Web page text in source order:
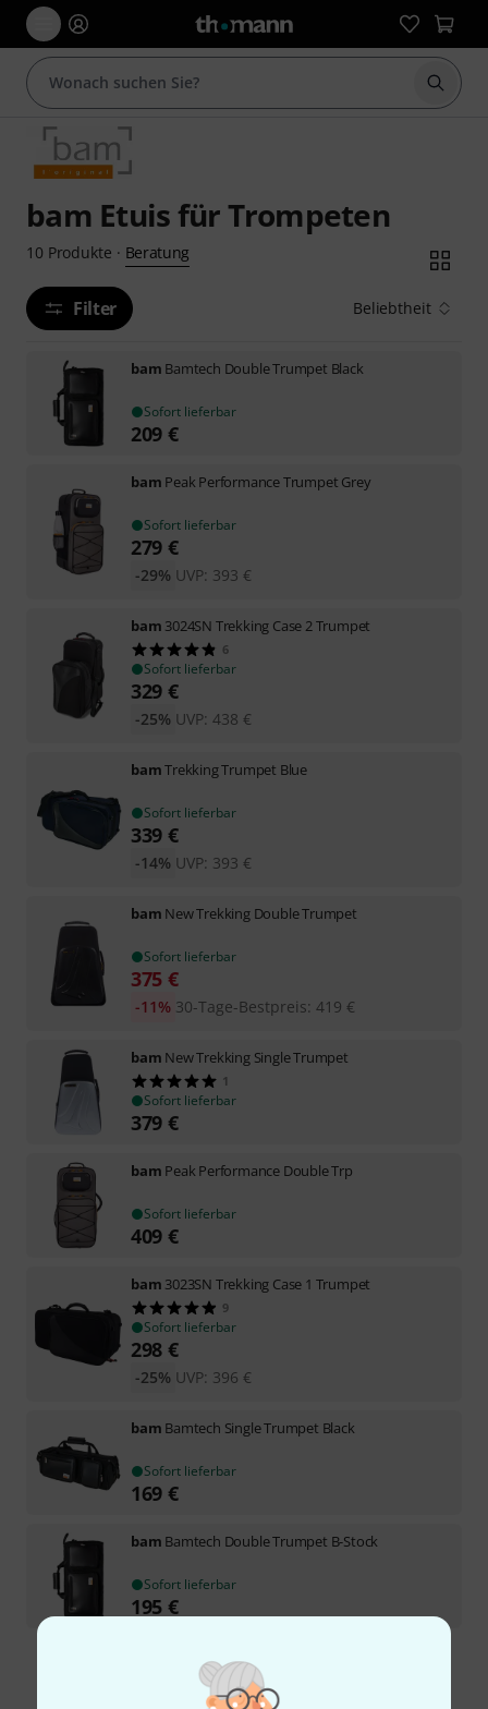
Suche
bam Etuis für Trompeten
10 Produkte · Beratung
Filter Beliebtheit
bam Bamtech Double Trumpet Black
Sofort lieferbar
209 €
bam Peak Performance Trumpet Grey
Sofort lieferbar
279 €
UVP: 393 €
-29%
bam 3024SN Trekking Case 2 Trumpet
6
Sofort lieferbar
329 €
UVP: 438 €
-25%
bamTrekking Trumpet Blue
Sofort lieferbar
339 €
UVP: 393 €
-14%
bam New Trekking Double Trumpet
Sofort lieferbar
375 €
30-Tage-Bestpreis: 419 €
-11%
bam New Trekking Single Trumpet
1
Sofort lieferbar
379 €
bam Peak Performance Double Trp
Sofort lieferbar
409 €
bam 3023SN Trekking Case 1 Trumpet
9
Sofort lieferbar
298 €
UVP: 396 €
-25%
bam Bamtech Single Trumpet Black
Sofort lieferbar
169 €
bam Bamtech Double Trumpet B-Stock
Sofort lieferbar
195 €
Kostenloser Versand ab 29 €
Alle Preise inkl. MwSt.